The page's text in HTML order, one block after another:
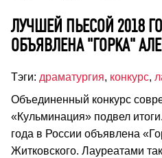
ЛУЧШЕЙ ПЬЕСОЙ 2018
ОБЪЯВЛЕНА "ГОРКА"
Тэги: драматургия, конкурс,
Объединенный конкурс
«Кульминация» подвел
года в России объявлена
Житковского. Лауреатами